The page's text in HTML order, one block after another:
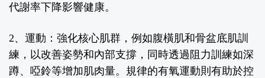
代謝率下降影響健康。
2、運動： 強化核心肌群，例如腹橫肌和骨盆底肌訓
練，以改善姿勢和內部支撐，同時透過阻力訓練如深
蹲、啞鈴等增加肌肉量。規律的有氧運動則有助於控